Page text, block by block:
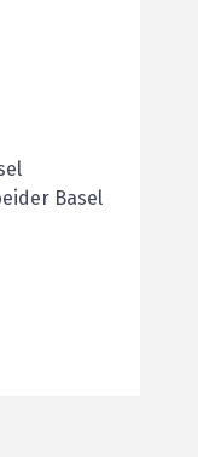
Basel